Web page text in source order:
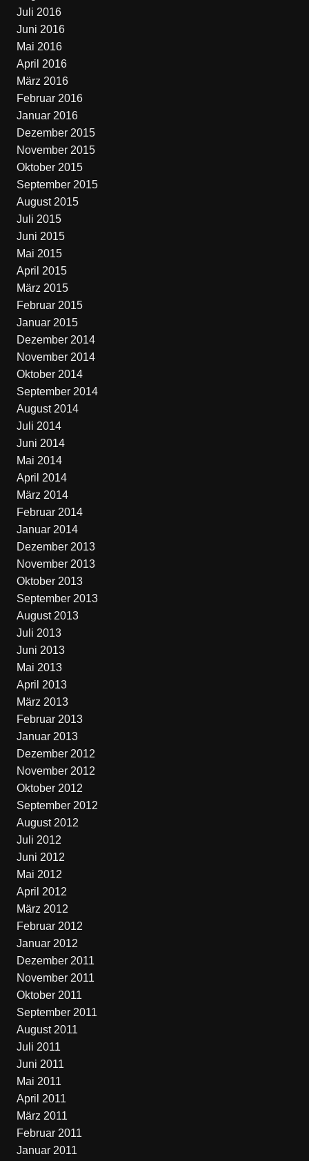
Juli 2016
Juni 2016
Mai 2016
April 2016
März 2016
Februar 2016
Januar 2016
Dezember 2015
November 2015
Oktober 2015
September 2015
August 2015
Juli 2015
Juni 2015
Mai 2015
April 2015
März 2015
Februar 2015
Januar 2015
Dezember 2014
November 2014
Oktober 2014
September 2014
August 2014
Juli 2014
Juni 2014
Mai 2014
April 2014
März 2014
Februar 2014
Januar 2014
Dezember 2013
November 2013
Oktober 2013
September 2013
August 2013
Juli 2013
Juni 2013
Mai 2013
April 2013
März 2013
Februar 2013
Januar 2013
Dezember 2012
November 2012
Oktober 2012
September 2012
August 2012
Juli 2012
Juni 2012
Mai 2012
April 2012
März 2012
Februar 2012
Januar 2012
Dezember 2011
November 2011
Oktober 2011
September 2011
August 2011
Juli 2011
Juni 2011
Mai 2011
April 2011
März 2011
Februar 2011
Januar 2011